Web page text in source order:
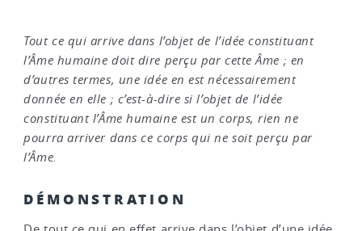
Tout ce qui arrive dans l’objet de l’idée constituant
l’Âme humaine doit dire perçu par cette Âme ; en
d’autres termes, une idée en est nécessairement
donnée en elle ; c’est-à-dire si l’objet de l’idée
constituant l’Âme humaine est un corps, rien ne
pourra arriver dans ce corps qui ne soit perçu par
l’Âme.
DÉMONSTRATION